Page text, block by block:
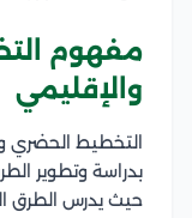
مفهوم
والإقليمي
التخطيط
بدراسة وتطوير
حيث يدرس الطرق